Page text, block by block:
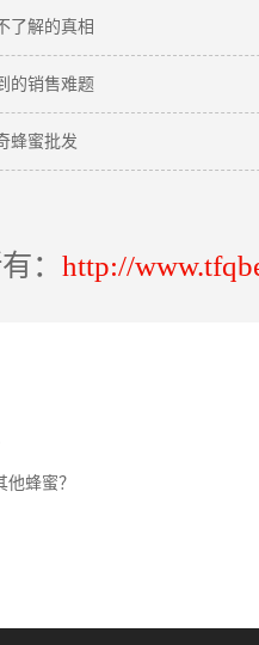
了解的真相
的销售难题
蜂蜜批发
： http://
蜂蜜？